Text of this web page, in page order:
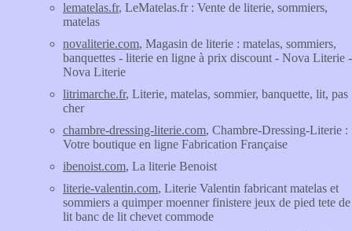
lematelas.fr, LeMatelas.fr : Vente de literie, sommiers,
matelas
novaliterie.com, Magasin de literie : matelas, sommiers,
banquettes - literie en ligne à prix discount - Nova Literie -
Nova Literie
litrimarche.fr, Literie, matelas, sommier, banquette, lit, pas
cher
chambre-dressing-literie.com, Chambre-Dressing-Literie :
Votre boutique en ligne Fabrication Française
ibenoist.com, La literie Benoist
literie-valentin.com, Literie Valentin fabricant matelas et
sommiers a quimper moenner finistere jeux de pied tete de
lit banc de lit chevet commode